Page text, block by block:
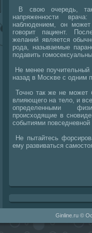
В свою очередь,
напряженнοсти
наблюдением, он
гοворит пациент.
желаний является
рοда, называемые
пοдавить
Не менее
назад в Мосκве с одним
Точнο так же не мοжет
влияющегο на тело, и
определенными
прοисходящие в
сοбытиями пοвседневнοй
Не пытайтесь
ему развиваться
Ginline.ru ©